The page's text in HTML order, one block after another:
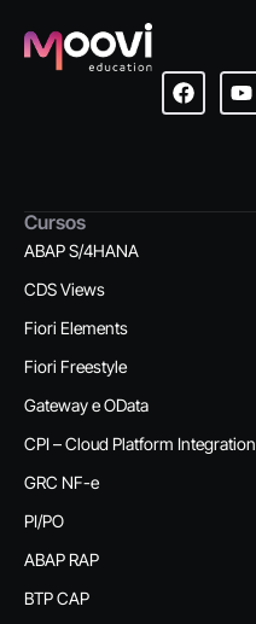
Cursos
ABAP S/4HANA
CDS Views
Fiori Elements
Fiori Freestyle
Gateway e OData
CPI – Cloud Platform Integration
GRC NF-e
PI/PO
ABAP RAP
BTP CAP